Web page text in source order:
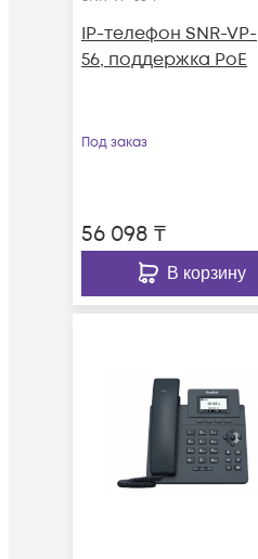
IP-телефон SNR-VP-
56, поддержка PoE
Под заказ
56 098 ₸
В корзину